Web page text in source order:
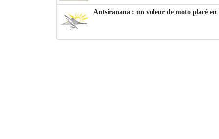
Antsiranana : un voleur de moto placé en